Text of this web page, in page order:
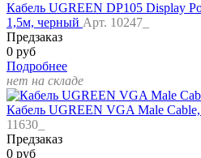
Кабель UGREEN DP105 Display
1,5м, черный Арт. 10247_
Предзаказ
0 руб
Подробнее
нет на складе
Кабель UGREEN VGA Male
11630_
Предзаказ
0 руб